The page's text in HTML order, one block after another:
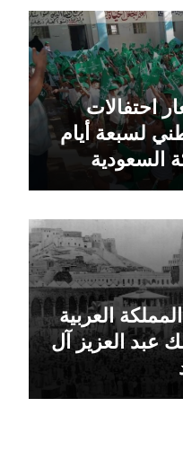
احتفالات
لسبعة أيام
السعودية
العربية
عبد العزيز آل